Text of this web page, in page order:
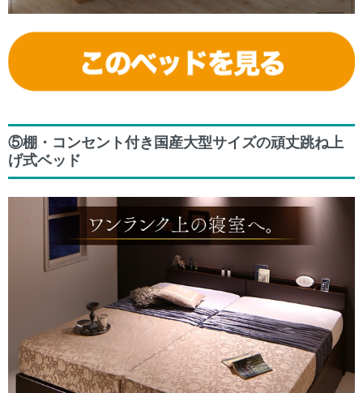
⑤棚・コンセント付き国産大型サイズの頑丈跳ね上
げ式ベッド